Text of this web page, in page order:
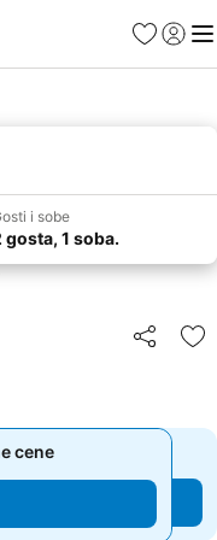
FavoritiPrijavi
i sobe
gosta, 1 soba.
Deli
cene
cene